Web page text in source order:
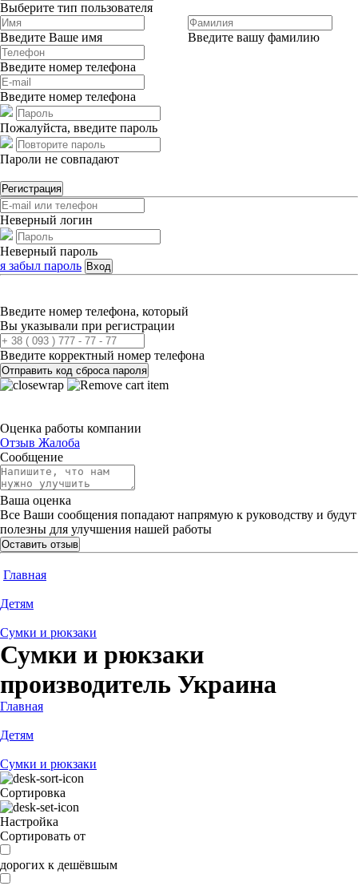
Выберите тип пользователя
Введите Ваше имя Введите вашу фамилию
Введите номер телефона
Введите номер телефона
Пожалуйста, введите пароль
Пароли не совпадают
Регистрация
Неверный логин
Неверный пароль
я забыл пароль Вход
Введите номер телефона, который
Вы указывали при регистрации
Введите корректный номер телефона
Отправить код сброса пароля
Оценка работы компании
Отзыв Жалоба
Сообщение
Ваша оценка
Все Ваши сообщения попадают напрямую к руководству и будут
полезны для улучшения нашей работы
Оставить отзыв
Главная
Детям
Сумки и рюкзаки
Сумки и рюкзаки
производитель Украина
Главная
Детям
Сумки и рюкзаки
Сортировка
Настройка
Сортировать от
дорогих к дешёвшым